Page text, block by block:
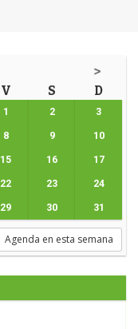
>
V S D
1 2 3
8 9 10
15 16 17
22 23 24
29 30 31
Agenda en esta semana